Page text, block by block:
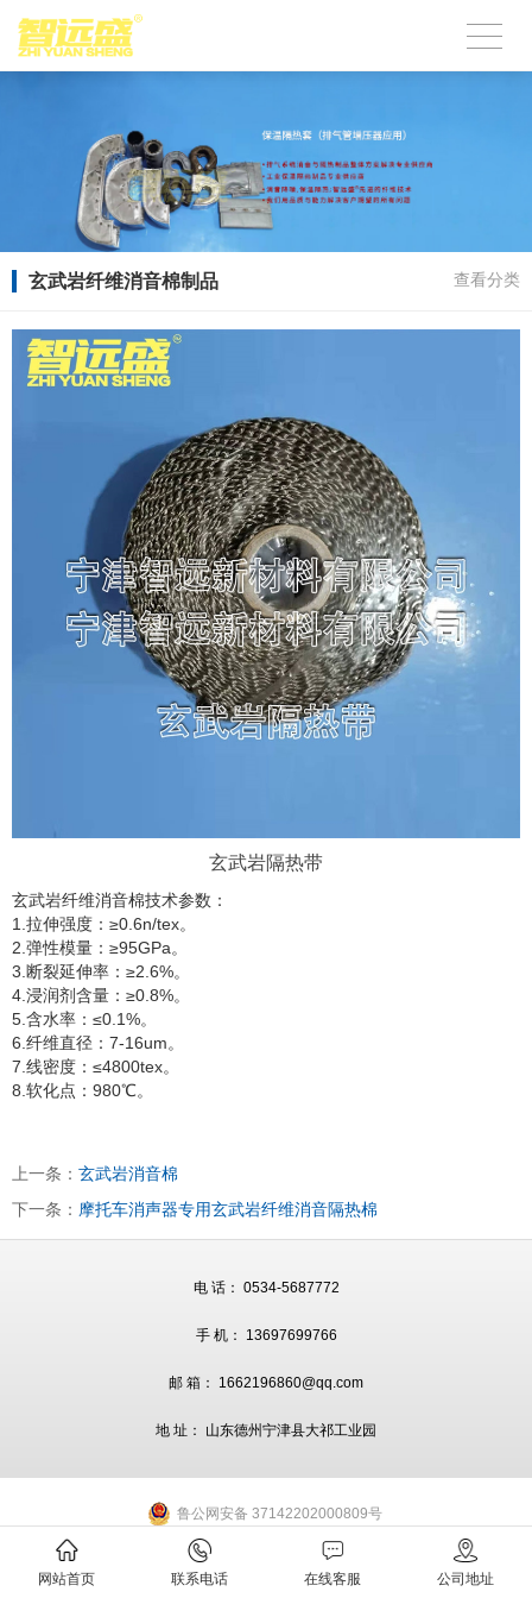
玄武岩纤维消音棉制品 查看分类
玄武岩隔热带
玄武岩纤维消音棉技术参数：
1.拉伸强度：≥0.6n/tex。
2.弹性模量：≥95GPa。
3.断裂延伸率：≥2.6%。
4.浸润剂含量：≥0.8%。
5.含水率：≤0.1%。
6.纤维直径：7-16um。
7.线密度：≤4800tex。
8.软化点：980℃。
上一条： 玄武岩消音棉
下一条： 摩托车消声器专用玄武岩纤维消音隔热棉
网站首页 联系电话 在线客服 公司地址
电 话： 0534-5687772
手 机： 13697699766
邮 箱： 1662196860@qq.com
地 址： 山东德州宁津县大祁工业园
鲁公网安备 37142202000809号